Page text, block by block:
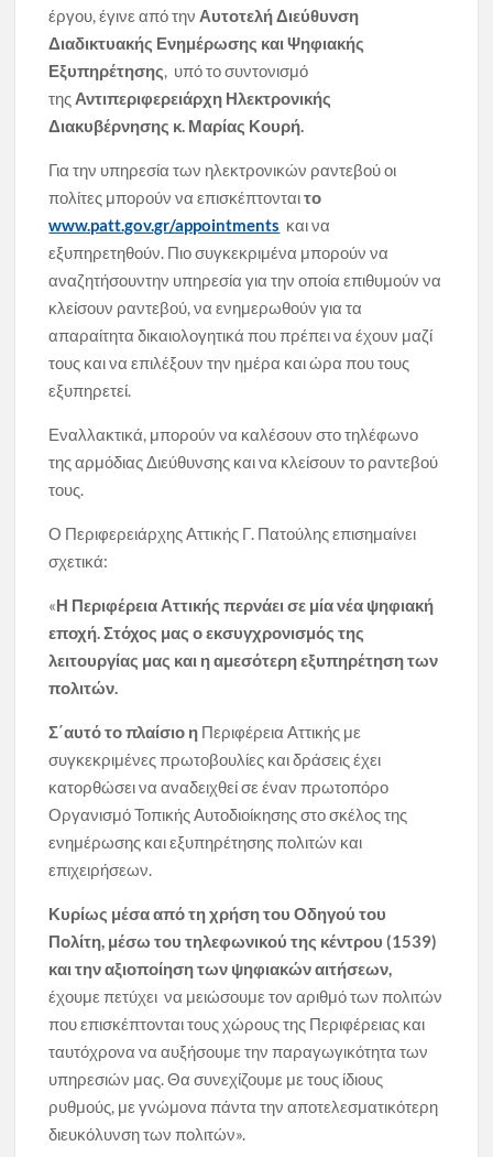
έργου, έγινε από την Αυτοτελή Διεύθυνση
Διαδικτυακής Ενημέρωσης και Ψηφιακής
Εξυπηρέτησης, υπό το συντονισμό
της Αντιπεριφερειάρχη Ηλεκτρονικής
Διακυβέρνησης κ. Μαρίας Κουρή.
Για την υπηρεσία των ηλεκτρονικών ραντεβού οι
πολίτες μπορούν να επισκέπτονταιτο
www.patt.gov.gr/appointments και να
εξυπηρετηθούν. Πιο συγκεκριμένα μπορούν να
αναζητήσουντην υπηρεσία για την οποία επιθυμούν να
κλείσουν ραντεβού, να ενημερωθούν για τα
απαραίτητα δικαιολογητικά που πρέπει να έχουν μαζί
τους και να επιλέξουν την ημέρα και ώρα που τους
εξυπηρετεί.
Εναλλακτικά, μπορούν να καλέσουν στο τηλέφωνο
της αρμόδιας Διεύθυνσης και να κλείσουν το ραντεβού
τους.
Ο Περιφερειάρχης Αττικής Γ. Πατούλης επισημαίνει
σχετικά:
«Η Περιφέρεια Αττικής περνάει σε μία νέα ψηφιακή
εποχή. Στόχος μας ο εκσυγχρονισμός της
λειτουργίας μας και η αμεσότερη εξυπηρέτηση των
πολιτών.
Σ΄αυτό το πλαίσιο η Περιφέρεια Αττικής με
συγκεκριμένες πρωτοβουλίες και δράσεις έχει
κατορθώσει να αναδειχθεί σε έναν πρωτοπόρο
Οργανισμό Τοπικής Αυτοδιοίκησης στο σκέλος της
ενημέρωσης και εξυπηρέτησης πολιτών και
επιχειρήσεων.
Κυρίως μέσα από τη χρήση του Οδηγού του
Πολίτη, μέσω του τηλεφωνικού της κέντρου (1539)
και την αξιοποίηση των ψηφιακών αιτήσεων,
έχουμε πετύχει να μειώσουμε τον αριθμό των πολιτών
που επισκέπτονται τους χώρους της Περιφέρειας και
ταυτόχρονα να αυξήσουμε την παραγωγικότητα των
υπηρεσιών μας. Θα συνεχίζουμε με τους ίδιους
ρυθμούς, με γνώμονα πάντα την αποτελεσματικότερη
διευκόλυνση των πολιτών».